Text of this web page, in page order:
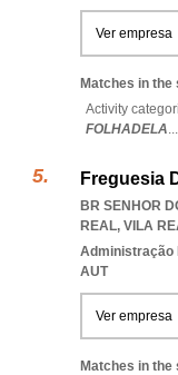
Ver empresa
Matches in the
Activity
FOLHADELA...
Freguesia
BR SENHOR
REAL, VILA
Administração
AUT
Ver empresa
Matches in the